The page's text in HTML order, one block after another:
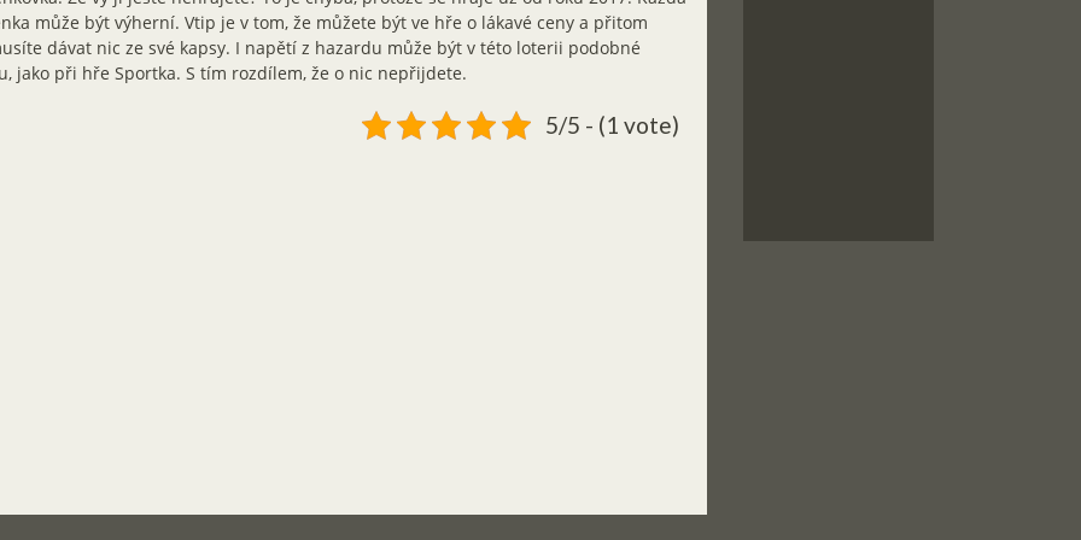
může být výherní. Vtip je v tom, že můžete být ve hře o lákavé ceny a přitom
dávat nic ze své kapsy. I napětí z hazardu může být v této loterii podobné
jako při hře Sportka. S tím rozdílem, že o nic nepřijdete.
5/5 - (1 vote)